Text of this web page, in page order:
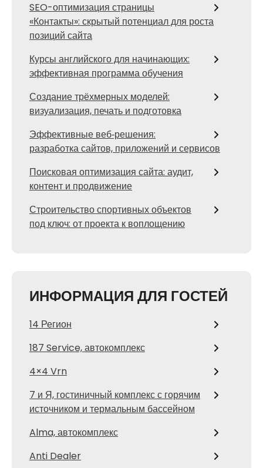
SEO-оптимизация страницы
«Контакты»: скрытый потенциал для роста
позиций сайта
Курсы английского для начинающих:
эффективная программа обучения
Создание трёхмерных моделей:
визуализация, печать и подготовка
Эффективные веб‑решения:
разработка сайтов, приложений и сервисов
Поисковая оптимизация сайта: аудит,
контент и продвижение
Строительство спортивных объектов
под ключ: от проекта к воплощению
ИНФОРМАЦИЯ ДЛЯ ГОСТЕЙ
14 Регион
187 Service, автокомплекс
4×4 Vrn
7 и Я, гостиничный комплекс с горячим
источником и термальным бассейном
Alma, автокомплекс
Anti Dealer